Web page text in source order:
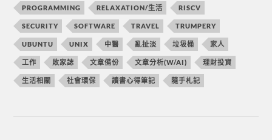
PROGRAMMING RELAXATION/生活 RISCV
SECURITY SOFTWARE TRAVEL TRUMPERY
UBUNTU UNIX 中醫 亂扯淡 垃圾桶 家人
工作 敗家誌 文章備份 文章分析(W/AI) 理財投資
生活相關 社會環保 讀書心得筆記 隨手札記